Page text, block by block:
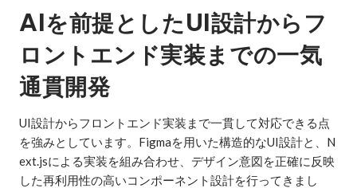
AIを前提としたUI設計からフ
ロントエンド実装までの一気
通貫開発
UI設計からフロントエンド実装まで一貫して対応できる点
を強みとしています。Figmaを用いた構造的なUI設計と、N
ext.jsによる実装を組み合わせ、デザイン意図を正確に反映
した再利用性の高いコンポーネント設計を行ってきまし